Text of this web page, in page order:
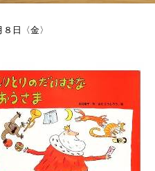
大学教育学部附属小学校
年10月 6日 10:00
年7月24日 16:02
和７年度 第１学年入学者募
年6月 3日 10:35
６年度使用教科書採択理由を
年2月27日 15:07
８日〈金〉